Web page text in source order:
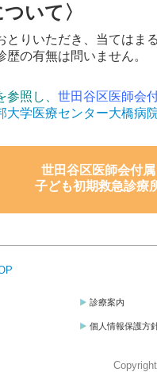
いて〉
とりいただき、当てはま
の有無は問いません。
照し、 世田谷区医師会
大学医療センター大橋病
世田谷区医師会付属
子ども初期救急診療
診療案内
個人情報保護方